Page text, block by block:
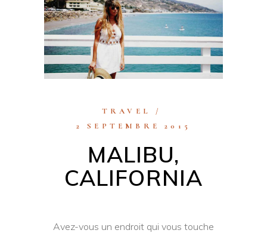
TRAVEL
2 SEPTEMBRE 2015
MALIBU,
CALIFORNIA
Avez-vous un endroit qui vous touche